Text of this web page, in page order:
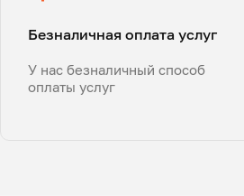
Безналичная оплата услуг
У нас безналичный способ
оплаты услуг